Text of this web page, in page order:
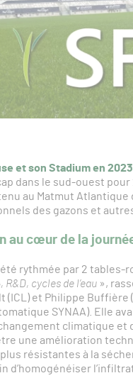
et son Stadium en 2023
dans le sud-ouest
au Matmut Atlantique
des gazons et
au cœur de la
été rythmée par 2
R&D, cycles de l’eau »,
(ICL) et Philippe
SYNAA). Elle
climatique et
une amélioration
résistantes à la
d’homogénéiser